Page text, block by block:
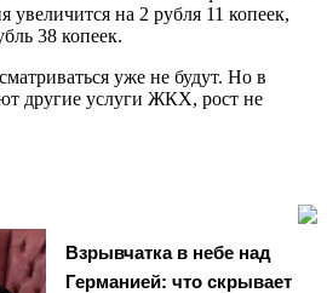
на 2 рубля 11 копеек,
38 копеек.
уже не будут. Но в
другие услуги ЖКХ, рост не
Взрывчатка в небе над
Германией: что скрывает